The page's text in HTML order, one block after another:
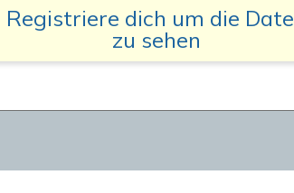
Registriere dich um die
zu sehen